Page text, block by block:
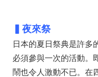
▍夜來祭
日本的夏日祭典是許多
必須參與一次的活動。
鬧也令人激動不已。在